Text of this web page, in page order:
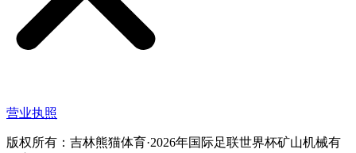
营业执照
版权所有：吉林熊猫体育·2026年国际足联世界杯矿山机械有